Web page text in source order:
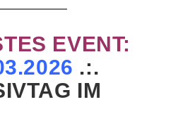
EVENT:
.:.
IM